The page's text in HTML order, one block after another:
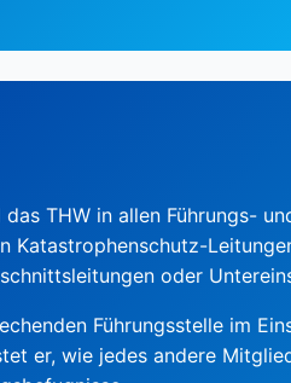
THW in allen Führungs-
oder
Führungsstelle im
er, wie jedes andere